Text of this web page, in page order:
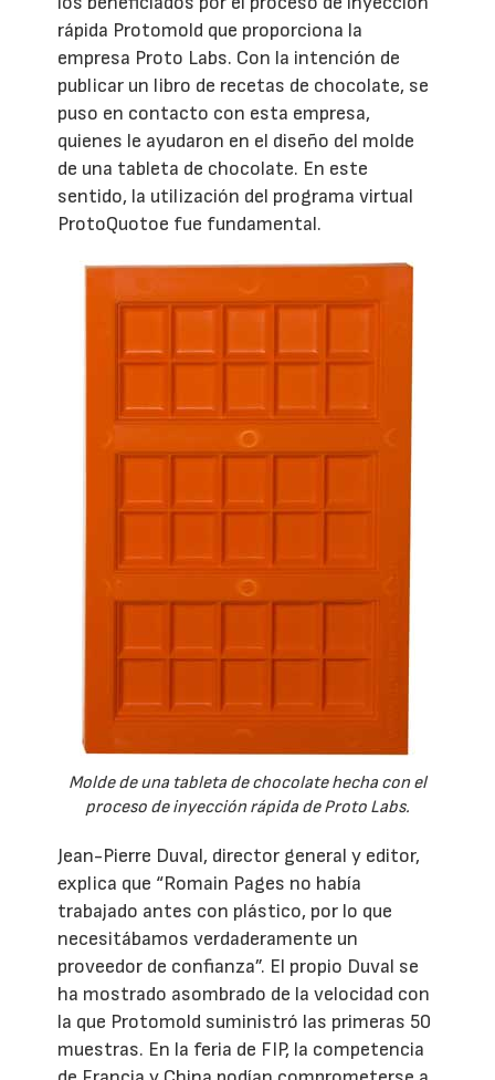
rápida Protomold que proporciona la
empresa Proto Labs. Con la intención de
publicar un libro de recetas de chocolate, se
puso en contacto con esta empresa,
quienes le ayudaron en el diseño del molde
de una tableta de chocolate. En este
sentido, la utilización del programa virtual
ProtoQuotoe fue fundamental.
Molde de una tableta de chocolate hecha con el
proceso de inyección rápida de Proto Labs.
Jean-Pierre Duval, director general y editor,
explica que “Romain Pages no había
trabajado antes con plástico, por lo que
necesitábamos verdaderamente un
proveedor de confianza”. El propio Duval se
ha mostrado asombrado de la velocidad con
la que Protomold suministró las primeras 50
muestras. En la feria de FIP, la competencia